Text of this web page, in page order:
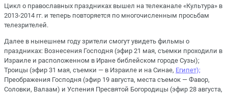
Цикл о православных праздниках вышел на телеканале «Культура» в
2013-2014 гг. и теперь повторяется по многочисленным просьбам
телезрителей.
Далее в нынешнем году зрители смогут увидеть фильмы о
праздниках: Вознесения Господня (эфир 21 мая, съемки проходили в
Израиле и расположенном в Иране библейском городе Сузы);
Троицы (эфир 31 мая, съемки — в Израиле и на Синае, Египет);
Преображения Господня (эфир 19 августа, места съемок — Фавор,
Соловки, Валаам) и Успения Пресвятой Богородицы (эфир 28 августа,